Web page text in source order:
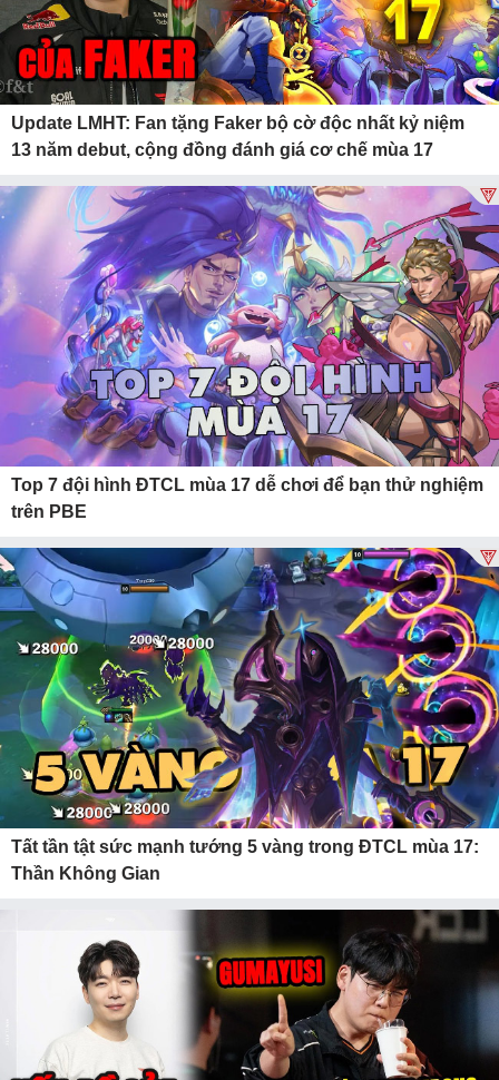
Update LMHT: Fan tặng Faker bộ cờ độc nhất kỷ niệm
13 năm debut, cộng đồng đánh giá cơ chế mùa 17
Top 7 đội hình ĐTCL mùa 17 dễ chơi để bạn thử nghiệm
trên PBE
Tất tần tật sức mạnh tướng 5 vàng trong ĐTCL mùa 17:
Thần Không Gian